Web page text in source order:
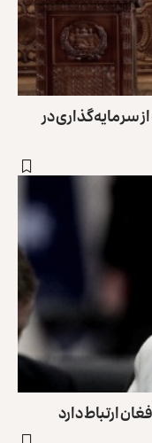
از سرمایه‌گذاری در
ارتباط دارد